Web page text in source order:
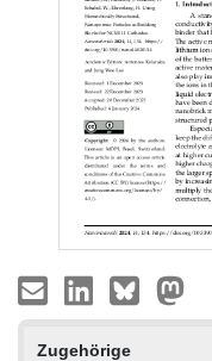
Zugehörige